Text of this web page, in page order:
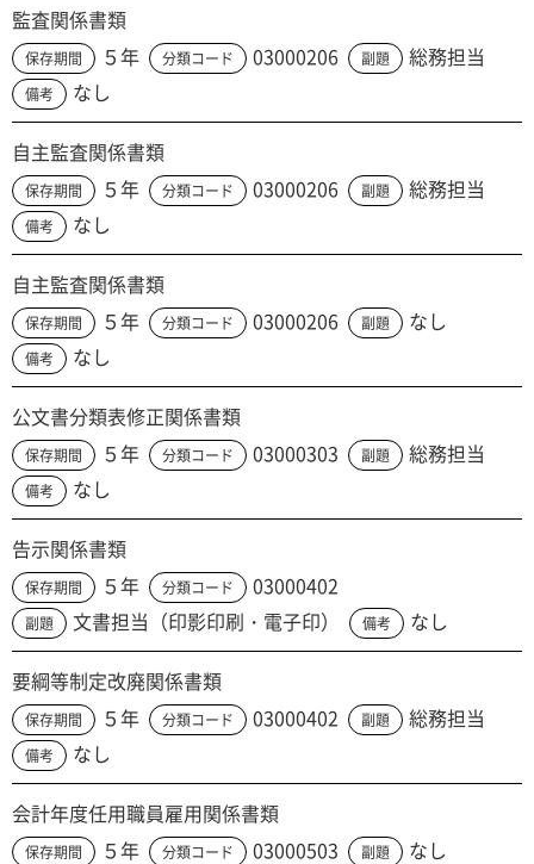
監査関係書類
保存期間 ５年 分類コード 03000206 副題 総務担当
備考 なし
自主監査関係書類
保存期間 ５年 分類コード 03000206 副題 総務担当
備考 なし
自主監査関係書類
保存期間 ５年 分類コード 03000206 副題 なし
備考 なし
公文書分類表修正関係書類
保存期間 ５年 分類コード 03000303 副題 総務担当
備考 なし
告示関係書類
保存期間 ５年 分類コード 03000402
副題 文書担当（印影印刷・電子印） 備考 なし
要綱等制定改廃関係書類
保存期間 ５年 分類コード 03000402 副題 総務担当
備考 なし
会計年度任用職員雇用関係書類
保存期間 ５年 分類コード 03000503 副題 なし